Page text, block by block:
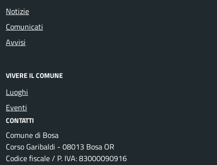
Notizie
Comunicati
Avvisi
VIVERE IL COMUNE
Luoghi
Eventi
CONTATTI
Comune di Bosa
Corso Garibaldi - 08013 Bosa OR
Codice fiscale / P. IVA: 83000090916